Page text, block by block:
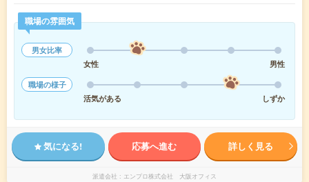
職場の雰囲気
男女比率
女性
男性
職場の様子
活気がある
しずか
気になる! 応募へ進む 詳しく見る
派遣会社 エンプロ株式会社 大阪オフィス